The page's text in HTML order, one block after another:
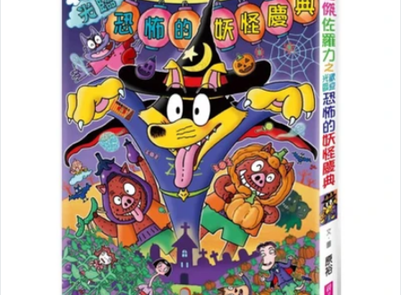
information
Open media 0 in modal